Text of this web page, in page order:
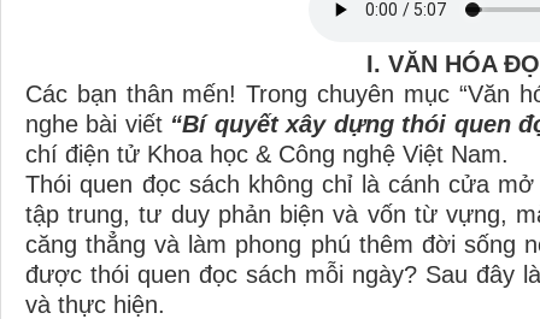
I. VĂN HÓA
Các bạn thân mến! Trong chuyên mục “Văn
nghe bài viết “Bí quyết xây dựng thói quen
chí điện tử Khoa học & Công nghệ Việt Nam.
Thói quen đọc sách không chỉ là cánh cửa
tập trung, tư duy phản biện và vốn từ vựng,
căng thẳng và làm phong phú thêm đời sống
được thói quen đọc sách mỗi ngày? Sau đây
và thực hiện.